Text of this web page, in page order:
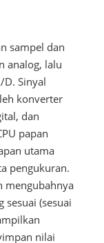
sampel dan
analog, lalu
Sinyal
konverter
dan
papan
utama
pengukuran.
mengubahnya
sesuai (sesuai
nilai